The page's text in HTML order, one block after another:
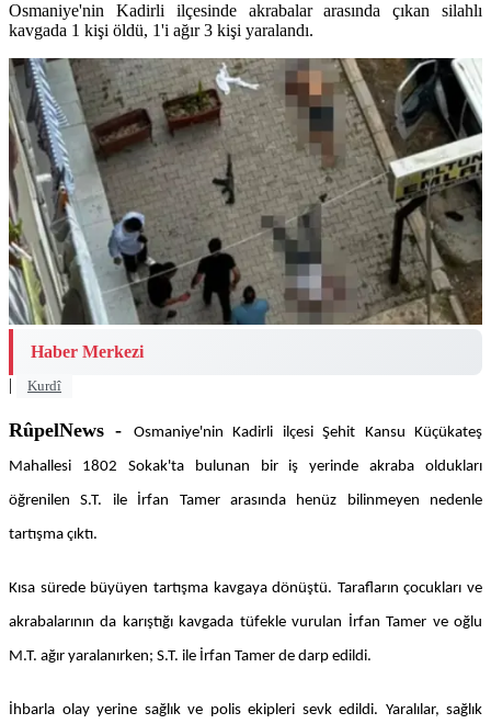
Osmaniye'nin Kadirli ilçesinde akrabalar arasında çıkan silahlı
kavgada 1 kişi öldü, 1'i ağır 3 kişi yaralandı.
Haber Merkezi
|
Kurdî
RûpelNews - Osmaniye'nin Kadirli ilçesi Şehit Kansu Küçükateş
Mahallesi 1802 Sokak'ta bulunan bir iş yerinde akraba oldukları
öğrenilen S.T. ile İrfan Tamer arasında henüz bilinmeyen nedenle
tartışma çıktı.
Kısa sürede büyüyen tartışma kavgaya dönüştü. Tarafların çocukları ve
akrabalarının da karıştığı kavgada tüfekle vurulan İrfan Tamer ve oğlu
M.T. ağır yaralanırken; S.T. ile İrfan Tamer de darp edildi.
İhbarla olay yerine sağlık ve polis ekipleri sevk edildi. Yaralılar, sağlık